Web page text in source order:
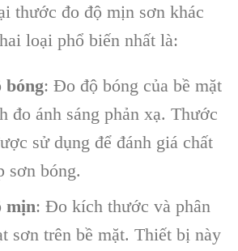
thước đo độ mịn sơn khác
loại phổ biến nhất là:
bóng: Đo độ bóng của bề mặt
đo ánh sáng phản xạ. Thước
sử dụng để đánh giá chất
sơn bóng.
mịn: Đo kích thước và phân
sơn trên bề mặt. Thiết bị này